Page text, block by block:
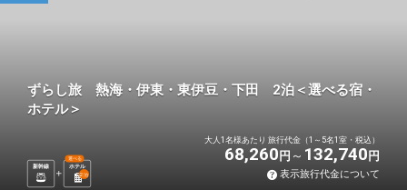
ずらし旅 熱海・伊東・東伊豆・下田 2泊＜選べる宿・
ホテル＞
新幹線 ホテル
選べる
2泊
大人1名様あたり 旅行代金（1～5名1室・税込）
68,260 円 132,740 円
表示旅行代金について